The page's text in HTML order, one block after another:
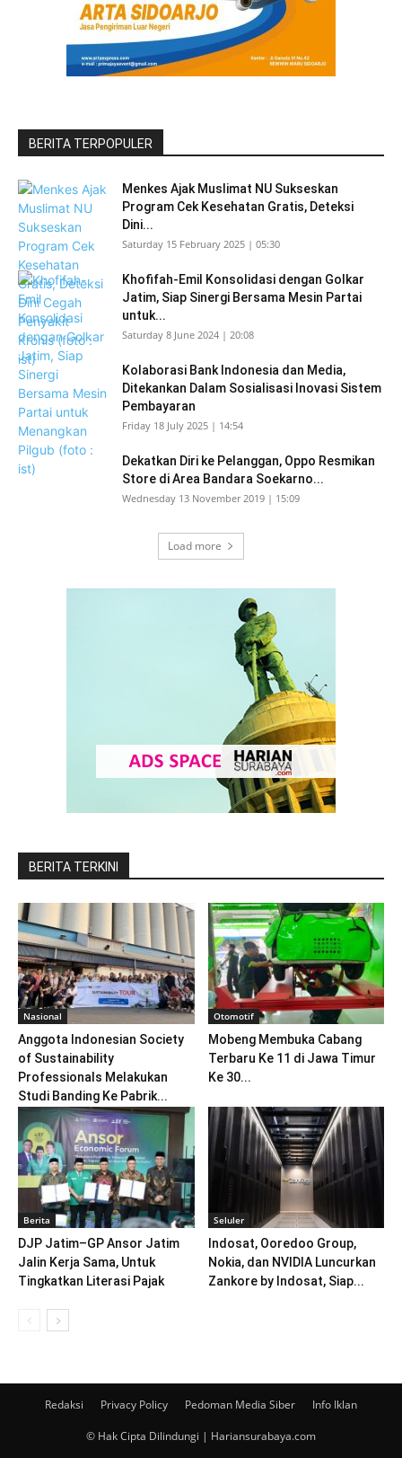
BERITA TERPOPULER
Menkes Ajak Muslimat NU Sukseskan
Program Cek Kesehatan Gratis, Deteksi
Dini...
Saturday 15 February 2025 | 05:30
Khofifah-Emil Konsolidasi dengan Golkar
Jatim, Siap Sinergi Bersama Mesin Partai
untuk...
Saturday 8 June 2024 | 20:08
Kolaborasi Bank Indonesia dan Media,
Ditekankan Dalam Sosialisasi Inovasi Sistem
Pembayaran
Friday 18 July 2025 | 14:54
Dekatkan Diri ke Pelanggan, Oppo Resmikan
Store di Area Bandara Soekarno...
Wednesday 13 November 2019 | 15:09
Load more
BERITA TERKINI
Nasional
Anggota Indonesian Society
of Sustainability
Professionals Melakukan
Studi Banding Ke Pabrik...
Otomotif
Mobeng Membuka Cabang
Terbaru Ke 11 di Jawa Timur
Ke 30...
Berita
DJP Jatim–GP Ansor Jatim
Jalin Kerja Sama, Untuk
Tingkatkan Literasi Pajak
Seluler
Indosat, Ooredoo Group,
Nokia, dan NVIDIA Luncurkan
Zankore by Indosat, Siap...
Redaksi Privacy Policy Pedoman Media Siber Info Iklan
© Hak Cipta Dilindungi | Hariansurabaya.com